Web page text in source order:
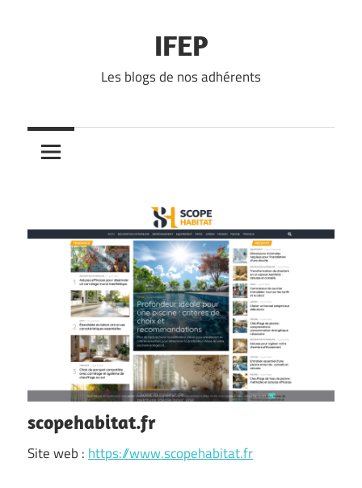
IFEP
Les blogs de nos adhérents
scopehabitat.fr
Site web : https://www.scopehabitat.fr